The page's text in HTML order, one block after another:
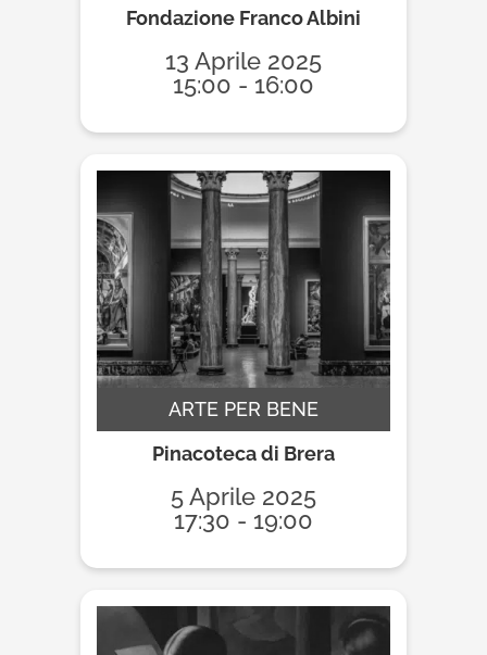
Fondazione Franco Albini
13 Aprile 2025
15:00 - 16:00
ARTE PER BENE
Pinacoteca di Brera
5 Aprile 2025
17:30 - 19:00